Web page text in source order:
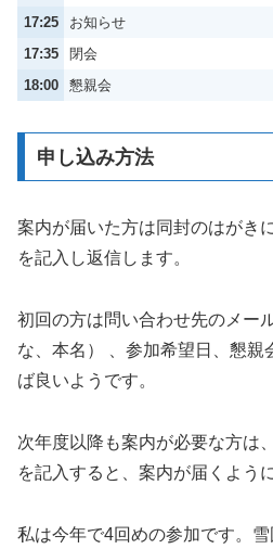
17:25
お知らせ
17:35
閉会
18:00
懇親会
申し込み方法
案内が届いた方は同封のはがき
を記入し返信します。
初回の方は問い合わせ先のメー
な、本名） 、参加希望日、懇親
ば良いようです。
次年度以降も案内が必要な方は
を記入すると、案内が届くよう
私は今年で4回めの参加です。